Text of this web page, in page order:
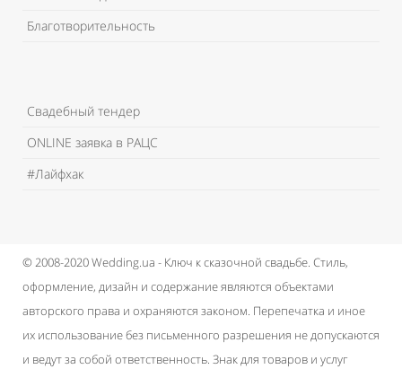
Благотворительность
Свадебный тендер
ONLINE заявка в РАЦС
#Лайфхак
© 2008-2020 Wedding.ua - Ключ к сказочной свадьбе. Стиль,
оформление, дизайн и содержание являются объектами
авторского права и охраняются законом. Перепечатка и иное
их использование без письменного разрешения не допускаются
и ведут за собой ответственность. Знак для товаров и услуг